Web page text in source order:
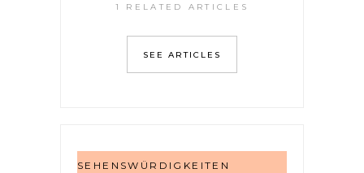
1 RELATED ARTICLES
SEE ARTICLES
SEHENSWÜRDIGKEITEN